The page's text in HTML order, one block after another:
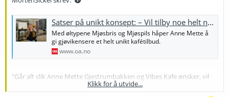
Satser på unikt konsept: – Vil tilby noe helt nytt
Med øltypene Mjøsbris og Mjøspils håper Anne Mette å
gi gjøvikensere et helt unikt kafétilbud.
www.oa.no
"Går alt slik Anne Mette Gjestrumbakken og Vibes Kafe ønsker, vil
det til sommeren være mulig å nyte kafeens egne hjemmebryggede
Klikk for å utvide...